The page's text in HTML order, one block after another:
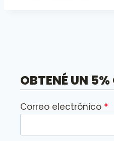
OBTENÉ UN
Correo electrónico